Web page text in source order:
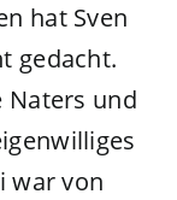
hat Sven
gedacht.
Naters und
war von